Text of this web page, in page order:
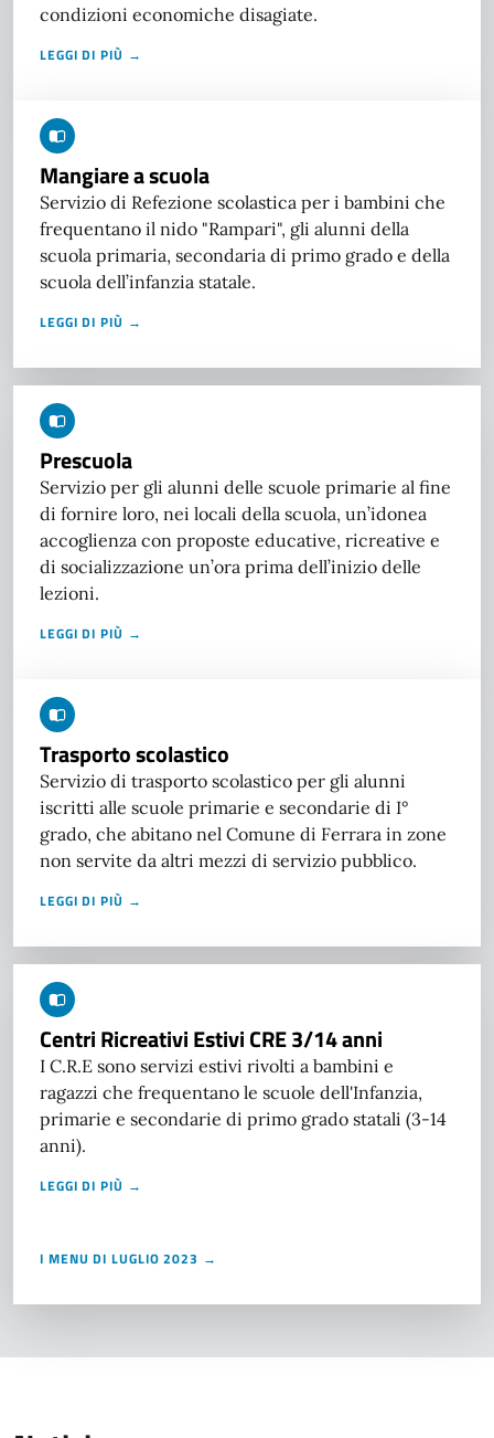
condizioni economiche disagiate.
LEGGI DI PIÙ →
Mangiare a scuola
Servizio di Refezione scolastica per i bambini che
frequentano il nido "Rampari", gli alunni della
scuola primaria, secondaria di primo grado e della
scuola dell’infanzia statale.
LEGGI DI PIÙ →
Prescuola
Servizio per gli alunni delle scuole primarie al fine
di fornire loro, nei locali della scuola, un’idonea
accoglienza con proposte educative, ricreative e
di socializzazione un’ora prima dell’inizio delle
lezioni.
LEGGI DI PIÙ →
Trasporto scolastico
Servizio di trasporto scolastico per gli alunni
iscritti alle scuole primarie e secondarie di I°
grado, che abitano nel Comune di Ferrara in zone
non servite da altri mezzi di servizio pubblico.
LEGGI DI PIÙ →
Centri Ricreativi Estivi CRE 3/14 anni
I C.R.E sono servizi estivi rivolti a bambini e
ragazzi che frequentano le scuole dell'Infanzia,
primarie e secondarie di primo grado statali (3-14
anni).
LEGGI DI PIÙ →
I MENU DI LUGLIO 2023 →